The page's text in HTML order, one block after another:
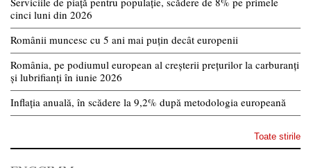
cinci luni din 2026
Românii muncesc cu 5 ani mai puțin decât europenii
România, pe podiumul european al creșterii prețurilor la carburanți
și lubrifianți în iunie 2026
Inflația anuală, în scădere la 9,2% după metodologia europeană
Toate stirile